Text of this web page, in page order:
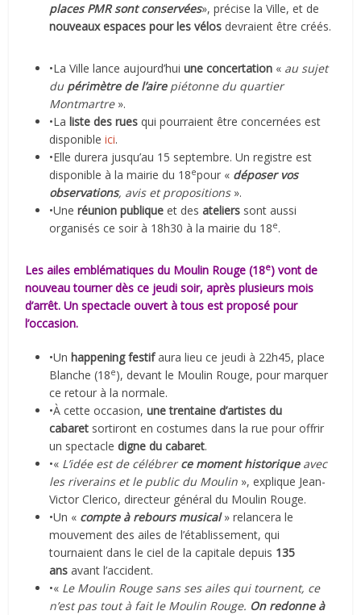
places PMR sont conservées», précise la Ville, et de
nouveaux espaces pour les vélos devraient être créés.
•La Ville lance aujourd’huiune concertation « au sujet
du périmètre de l’aire piétonne du quartier
Montmartre».
•La liste des ruesqui pourraient être concernées est
disponibleici.
•Elle durera jusqu’au 15 septembre. Un registre est
disponible à la mairie du 18epour « déposer vos
observations, avis et propositions».
•Uneréunion publiqueet desateliers sont aussi
organisés ce soir à 18h30 à la mairie du 18e.
Les ailes emblématiques du Moulin Rouge (18e) vont de
nouveau tourner dès ce jeudi soir, après plusieurs mois
d’arrêt. Un spectacle ouvert à tous est proposé pour
l’occasion.
•Un happening festifaura lieu ce jeudi à 22h45, place
Blanche (18e), devant le Moulin Rouge, pour marquer
ce retour à la normale.
•À cette occasion,une trentaine d’artistes du
cabaret sortiront en costumes dans la rue pour offrir
un spectacledigne du cabaret.
•« L’idée est de célébrerce moment historique avec
les riverains et le public du Moulin », explique Jean-
Victor Clerico, directeur général du Moulin Rouge.
•Un « compte à rebours musical» relancera le
mouvement des ailes de l’établissement, qui
tournaient dans le ciel de la capitale depuis 135
ansavant l’accident.
•« Le Moulin Rouge sans ses ailes qui tournent, ce
n’est pas tout à fait le Moulin Rouge. On redonne à